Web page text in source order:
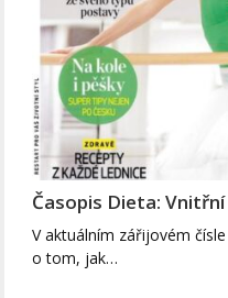
Časopis Dieta:
V aktuálním zářijovém
o tom, jak…